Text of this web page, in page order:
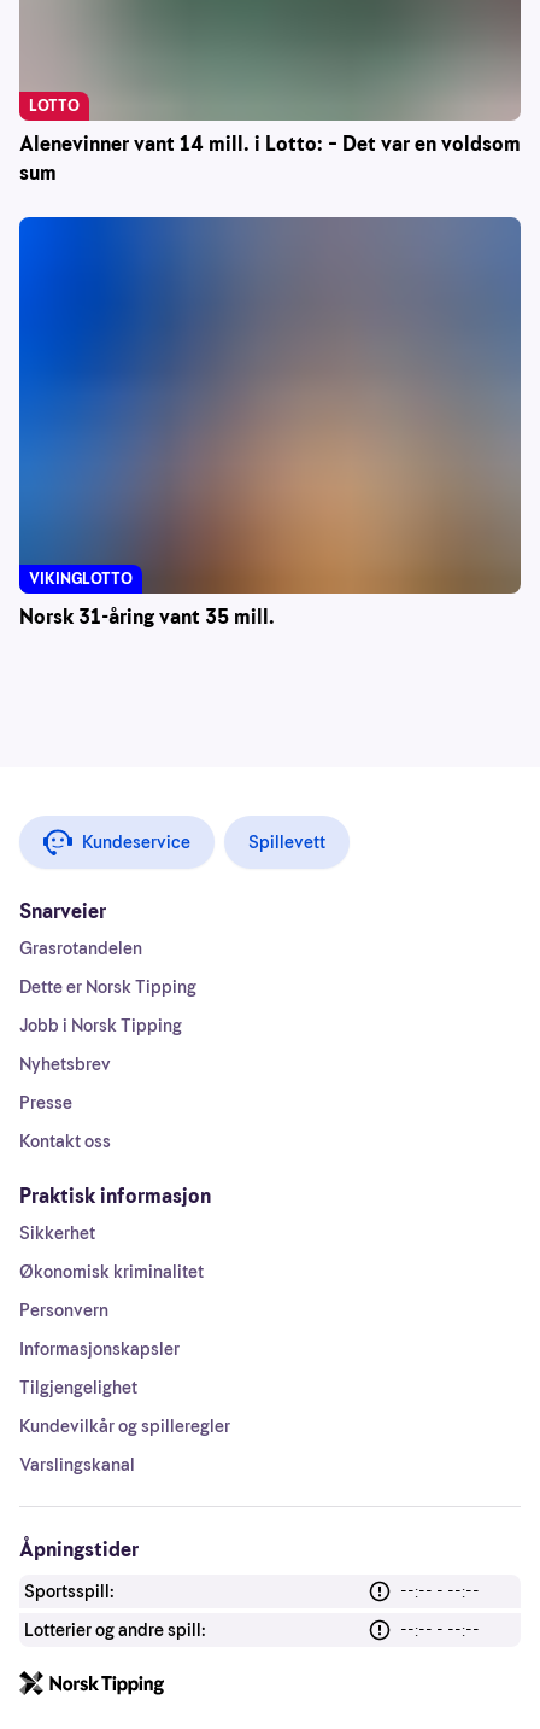
Alenevinner vant 14 mill. i Lotto: – Det var en voldsom
sum
LOTTO
Norsk 31-åring vant 35 mill.
VIKINGLOTTO
Kundeservice Spillevett
Snarveier
Grasrotandelen
Dette er Norsk Tipping
Jobb i Norsk Tipping
Nyhetsbrev
Presse
Kontakt oss
Praktisk informasjon
Sikkerhet
Økonomisk kriminalitet
Personvern
Informasjonskapsler
Tilgjengelighet
Kundevilkår og spilleregler
Varslingskanal
Åpningstider
Sportsspill:
--:-- - --:--
Lotterier og andre spill:
--:-- - --:--